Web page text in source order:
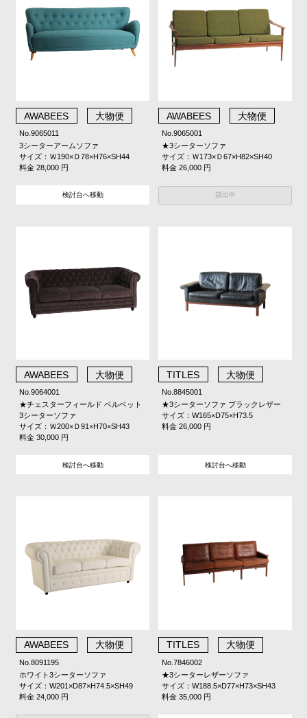
AWABEES 大物便
No.9065011
3シーターアームソファ
サイズ：Ｗ190×Ｄ78×H76×SH44
料金 28,000 円
検討台へ移動
AWABEES 大物便
No.9065001
★3シーターソファ
サイズ：Ｗ173×Ｄ67×H82×SH40
料金 26,000 円
貸出中
AWABEES 大物便
No.9064001
★チェスターフィールド ベルベット
3シーターソファ
サイズ：Ｗ200×Ｄ91×H70×SH43
料金 30,000 円
検討台へ移動
TITLES 大物便
No.8845001
★3シーターソファ ブラックレザー
サイズ：W165×D75×H73.5
料金 26,000 円
検討台へ移動
AWABEES 大物便
No.8091195
ホワイト3シーターソファ
サイズ：W201×D87×H74.5×SH49
料金 24,000 円
TITLES 大物便
No.7846002
★3シーターレザーソファ
サイズ：W188.5×D77×H73×SH43
料金 35,000 円